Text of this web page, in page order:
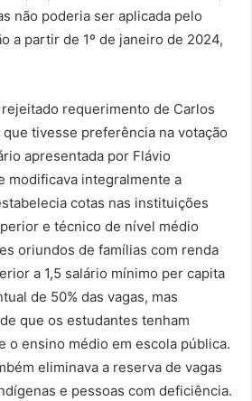
não poderia ser aplicada pelo
a partir de 1º de janeiro de 2024,
requerimento de Carlos
tivesse preferência na votação
apresentada por Flávio
modificava integralmente a
cotas nas instituições
e técnico de nível médio
oriundos de famílias com renda
a 1,5 salário mínimo per capita
de 50% das vagas, mas
que os estudantes tenham
o ensino médio em escola pública.
eliminava a reserva de vagas
e pessoas com deficiência.